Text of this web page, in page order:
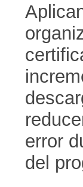
error
del